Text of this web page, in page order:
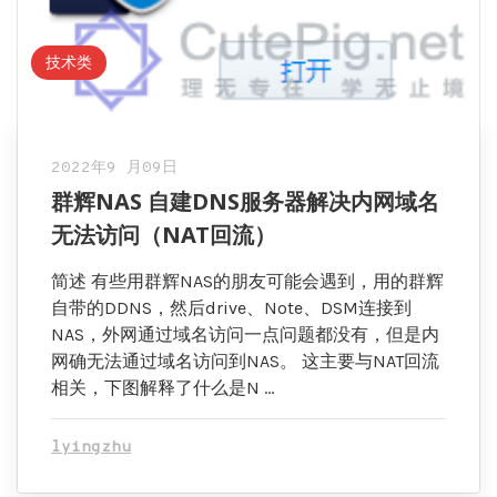
技术类
2022年9 月09日
群辉NAS 自建DNS服务器解决内网域名
无法访问（NAT回流）
简述 有些用群辉NAS的朋友可能会遇到，用的群辉
自带的DDNS，然后drive、Note、DSM连接到
NAS，外网通过域名访问一点问题都没有，但是内
网确无法通过域名访问到NAS。 这主要与NAT回流
相关，下图解释了什么是N …
lyingzhu